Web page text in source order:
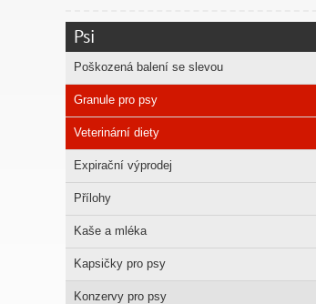
Psi
Poškozená balení se slevou
Granule pro psy
Veterinární diety
Expirační výprodej
Přílohy
Kaše a mléka
Kapsičky pro psy
Konzervy pro psy